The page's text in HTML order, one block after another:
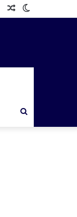
Rastgele
Arama